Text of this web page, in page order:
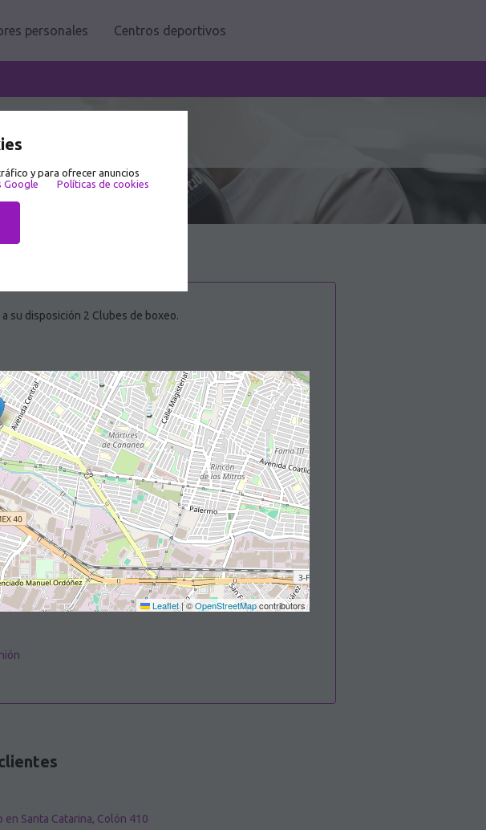
y para ofrecer anuncios
Google Políticas de cookies
personales Centros deportivos
su disposición 2 Clubes de boxeo.
Leaflet|©OpenStreetMapcontributors
en Santa Catarina, Colón 410